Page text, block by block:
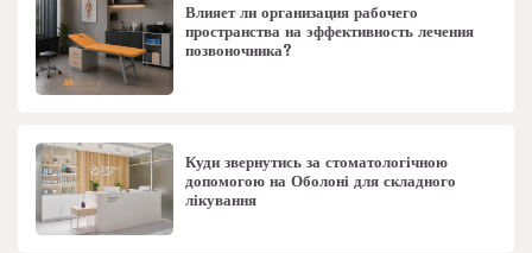
Влияет ли организация рабочего
пространства на эффективность лечения
позвоночника?
Куди звернутись за стоматологічною
допомогою на Оболоні для складного
лікування